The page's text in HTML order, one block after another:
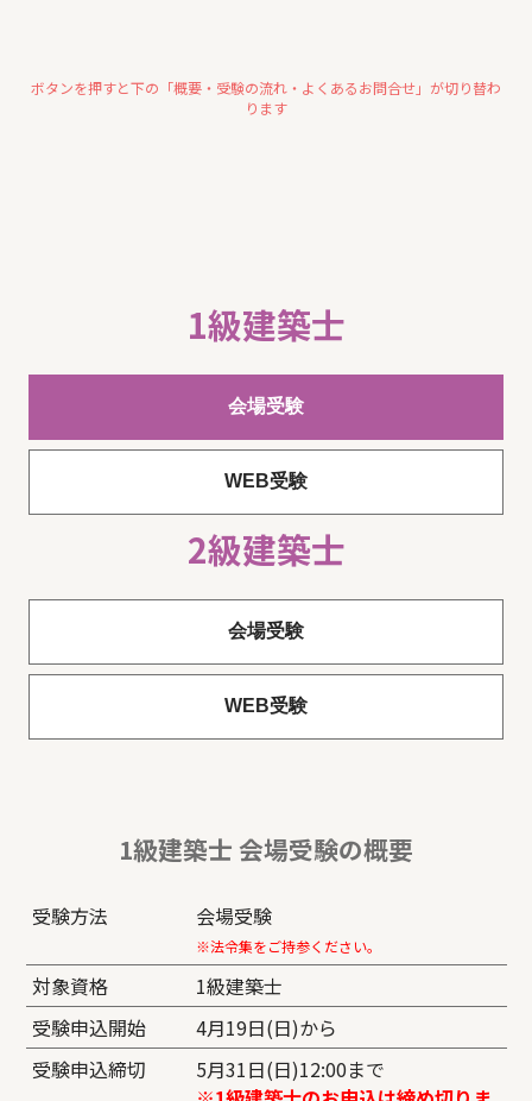
ボタンを押すと下の「概要・受験の流れ・よくあるお問合せ」が切り替わ
ります
1級建築士
会場受験
WEB受験
2級建築士
会場受験
WEB受験
1級建築士 会場受験の概要
受験方法 会場受験
※法令集をご持参ください。
対象資格
1級建築士
受験申込開始
4月19日(日)から
受験申込締切
5月31日(日)12:00まで